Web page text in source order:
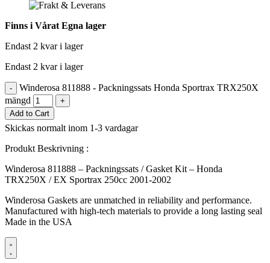
Finns i Vårat Egna lager
Endast 2 kvar i lager
Endast 2 kvar i lager
-
Winderosa 811888 - Packningssats Honda Sportrax TRX250X
mängd
+
Add to Cart
Skickas normalt inom 1-3 vardagar
Produkt Beskrivning :
Winderosa 811888 – Packningssats / Gasket Kit – Honda
TRX250X / EX Sportrax 250cc 2001-2002
Winderosa Gaskets are unmatched in reliability and performance.
Manufactured with high-tech materials to provide a long lasting seal
Made in the USA